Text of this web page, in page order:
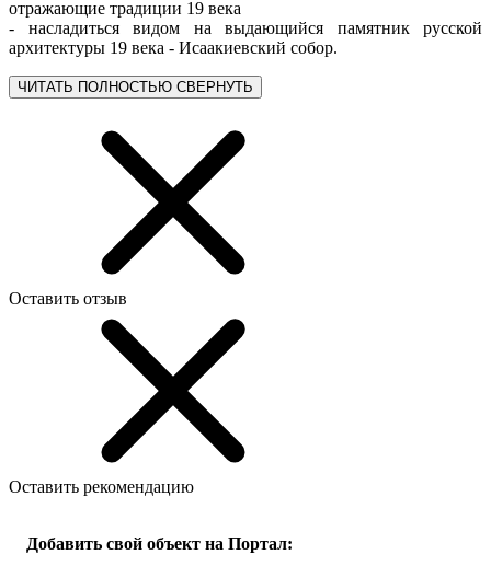
отражающие традиции 19 века
- насладиться видом на выдающийся памятник русской
архитектуры 19 века - Исаакиевский собор.
ЧИТАТЬ ПОЛНОСТЬЮ СВЕРНУТЬ
Оставить отзыв
Оставить рекомендацию
Добавить свой объект на Портал: